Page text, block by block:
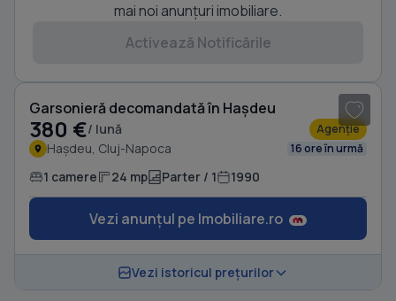
mai noi anunțuri imobiliare.
Activează Notificările
Garsonieră decomandată în Hașdeu
380 €/ lună Agenție
Hașdeu, Cluj-Napoca 16 ore în urmă
1 camere 24 mp Parter / 1 1990
Vezi anunțul pe Imobiliare.ro
Vezi istoricul prețurilor